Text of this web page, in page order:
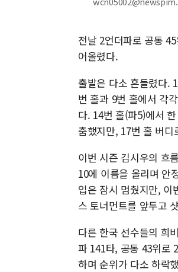
전날 2언더파로 공동
어올렸다.
출발은 다소 흔들렸다.
번 홀과 9번 홀에서 각
다. 14번 홀(파5)에서
춤했지만, 17번 홀 버
이번 시즌 김시우의 흐
10에 이름을 올리며 안
입은 잠시 멈췄지만, 이
스 토너먼트를 앞두고
다른 한국 선수들의 희
파 141타, 공동 43위로
하며 순위가 다소 하락